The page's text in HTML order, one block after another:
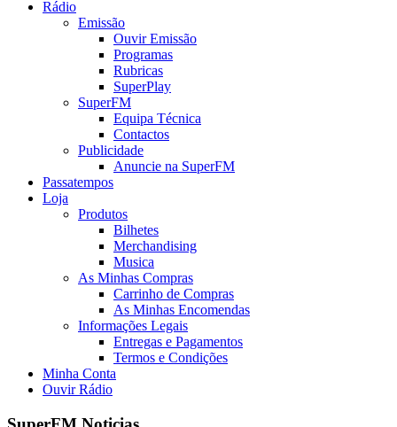
Rádio
Emissão
Ouvir Emissão
Programas
Rubricas
SuperPlay
SuperFM
Equipa Técnica
Contactos
Publicidade
Anuncie na SuperFM
Passatempos
Loja
Produtos
Bilhetes
Merchandising
Musica
As Minhas Compras
Carrinho de Compras
As Minhas Encomendas
Informações Legais
Entregas e Pagamentos
Termos e Condições
Minha Conta
Ouvir Rádio